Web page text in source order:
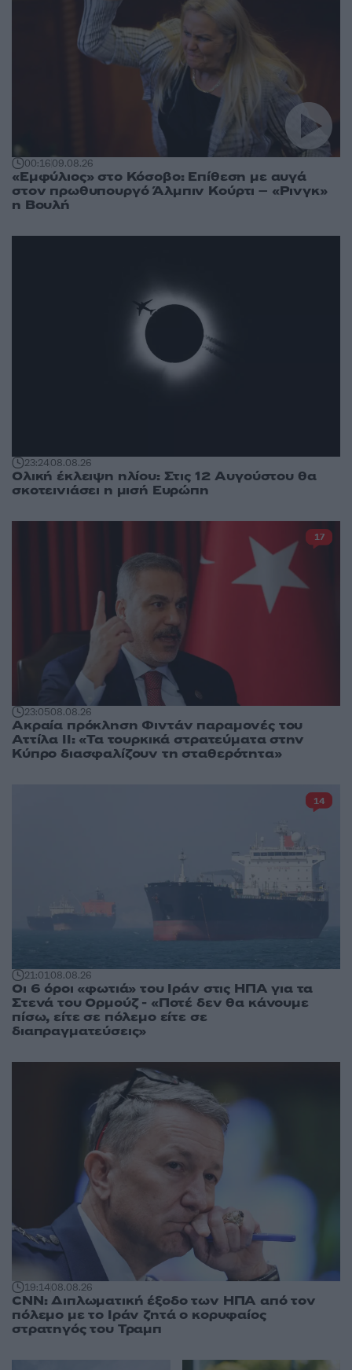
00:1609.08.26
«Εμφύλιος» στο Κόσοβο: Επίθεση με αυγά
στον πρωθυπουργό Άλμπιν Κούρτι – «Ρινγκ»
η Βουλή
23:2408.08.26
Ολική έκλειψη ηλίου: Στις 12 Αυγούστου θα
σκοτεινιάσει η μισή Ευρώπη
23:0508.08.26
Ακραία πρόκληση Φιντάν παραμονές του
Αττίλα ΙΙ: «Τα τουρκικά στρατεύματα στην
Κύπρο διασφαλίζουν τη σταθερότητα»
17
21:0108.08.26
Οι 6 όροι «φωτιά» του Ιράν στις ΗΠΑ για τα
Στενά του Ορμούζ - «Ποτέ δεν θα κάνουμε
πίσω, είτε σε πόλεμο είτε σε
διαπραγματεύσεις»
14
19:1408.08.26
CNN: Διπλωματική έξοδο των ΗΠΑ από τον
πόλεμο με το Ιράν ζητά ο κορυφαίος
στρατηγός του Τραμπ